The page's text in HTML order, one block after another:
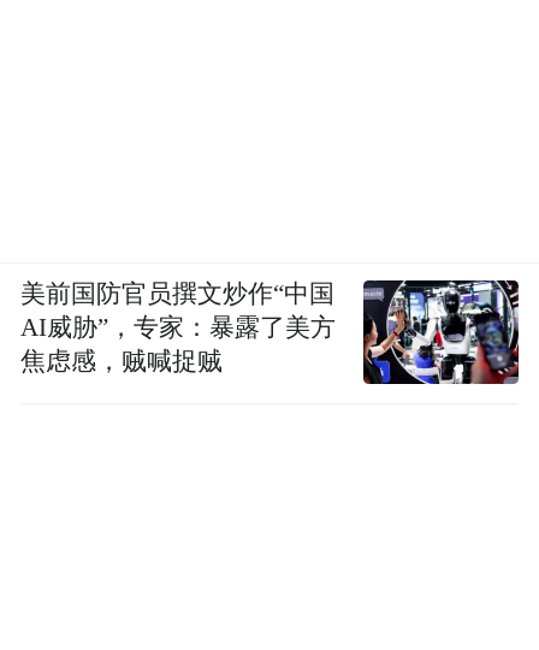
美前国防官员撰文炒作“中国
AI威胁”，专家：暴露了美方
焦虑感，贼喊捉贼